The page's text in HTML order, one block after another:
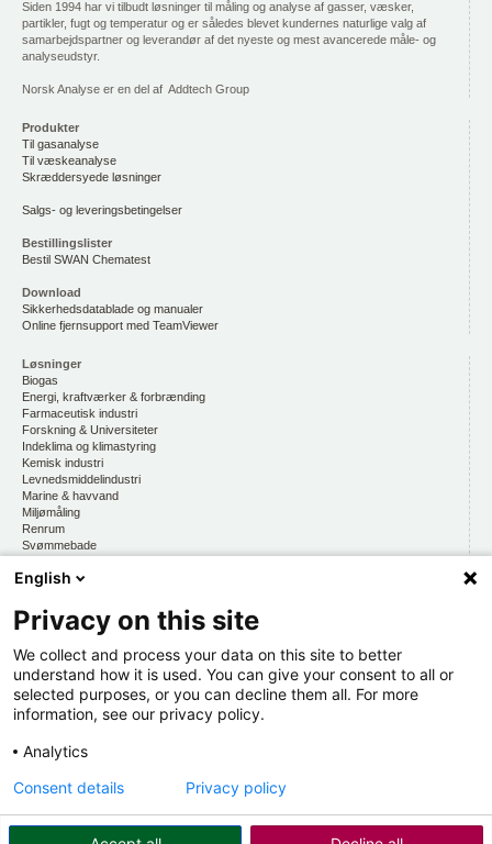
Siden 1994 har vi tilbudt løsninger til måling og analyse af gasser, væsker,
partikler, fugt og temperatur og er således blevet kundernes naturlige valg af
samarbejdspartner og leverandør af det nyeste og mest avancerede måle- og
analyseudstyr.
Norsk Analyse er en del af Addtech Group
Produkter
Til gasanalyse
Til væskeanalyse
Skræddersyede løsninger
Salgs- og leveringsbetingelser
Bestillingslister
Bestil SWAN Chematest
Download
Sikkerhedsdatablade og manualer
Online fjernsupport med TeamViewer
Løsninger
Biogas
Energi, kraftværker & forbrænding
Farmaceutisk industri
Forskning & Universiteter
Indeklima og klimastyring
Kemisk industri
Levnedsmiddelindustri
Marine & havvand
Miljømåling
Renrum
Svømmebade
CKE
Om os
At arbejde hos CKE
Persondatapolitik
Kontakt os
Organisation
Hold dig opdateret
Via CKE INFORMERER
English
Privacy on this site
We collect and process your data on this site to better
understand how it is used. You can give your consent to all or
selected purposes, or you can decline them all. For more
information, see our privacy policy.
Analytics
Consent details Privacy policy